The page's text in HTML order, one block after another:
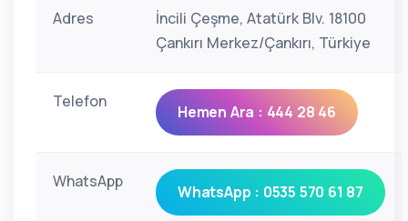
Adres
İncili Çeşme, Atatürk Blv. 18100
Çankırı Merkez/Çankırı, Türkiye
Telefon
Hemen Ara : 444 28 46
WhatsApp
WhatsApp : 0535 570 61 87